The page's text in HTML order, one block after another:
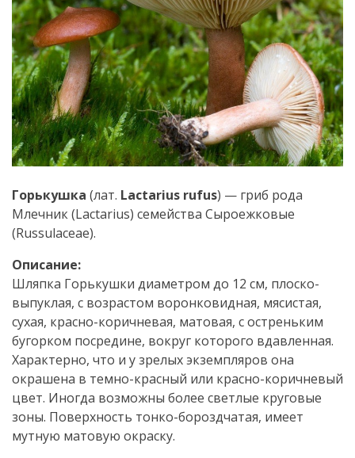
Горькушка (лат. Lactarius rufus) — гриб рода
Млечник (Lactarius) семейства Сыроежковые
(Russulaceae).
Описание:
Шляпка Горькушки диаметром до 12 см, плоско-
выпуклая, с возрастом воронковидная, мясистая,
сухая, красно-коричневая, матовая, с остреньким
бугорком посредине, вокруг которого вдавленная.
Характерно, что и у зрелых экземпляров она
окрашена в темно-красный или красно-коричневый
цвет. Иногда возможны более светлые круговые
зоны. Поверхность тонко-бороздчатая, имеет
мутную матовую окраску.